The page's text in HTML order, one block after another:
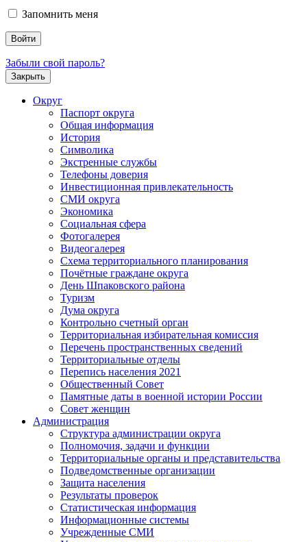
Запомнить меня
Забыли свой пароль?
Закрыть
Округ
Паспорт округа
Общая информация
История
Символика
Экстренные службы
Телефоны доверия
Инвестиционная привлекательность
СМИ округа
Экономика
Социальная сфера
Фотогалерея
Видеогалерея
Схема территориального планирования
Почётные граждане округа
День Шпаковского района
Туризм
Дума округа
Контрольно счетный орган
Территориальная избирательная комиссия
Перечень пространственных сведений
Территориальные отделы
Перепись населения 2021
Общественный Совет
Памятные даты в военной истории России
Совет женщин
Администрация
Структура администрации округа
Полномочия, задачи и функции
Территориальные органы и представительства
Подведомственные организации
Защита населения
Результаты проверок
Статистическая информация
Информационные системы
Учрежденные СМИ